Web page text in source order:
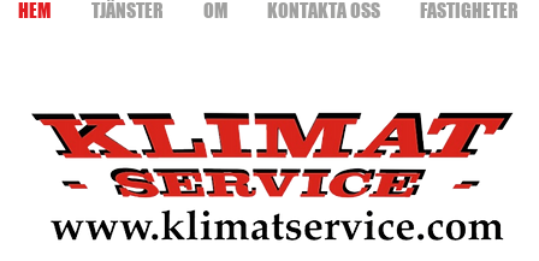
HEM TJÄNSTER OM KONTAKTA OSS FASTIGHETER